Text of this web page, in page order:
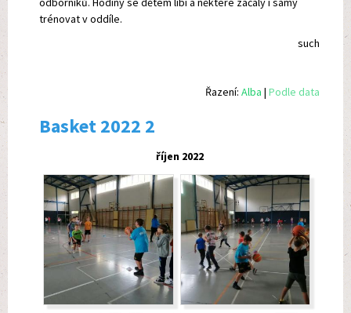
trénovat v oddíle.
such
Řazení: Alba | Podle data
Basket 2022 2
říjen 2022